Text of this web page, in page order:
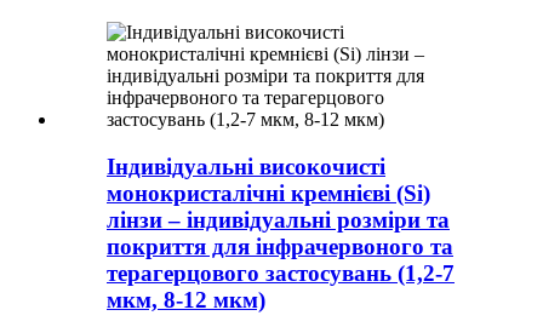
Індивідуальні високочисті
монокристалічні кремнієві (Si)
лінзи – індивідуальні розміри та
покриття для інфрачервоного та
терагерцового застосувань (1,2-7
мкм, 8-12 мкм)